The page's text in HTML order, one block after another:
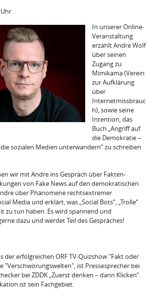
In unserer Online-
Veranstaltung
erzählt Andre Wolf
über seinen
Zugang zu
Mimikama (Verein
zur Aufklärung
über
Internetmissbrauc
h), sowie seine
Intention, das
Buch „Angriff auf
die Demokratie –
sozialen Medien unterwandern“ zu schreiben
wir mit Andre ins Gespräch über Fakten-
von Fake News auf den demokratischen
über Phänomene rechtsextremer
Media und erklärt, was „Social Bots“, „Trolle“
zu tun haben. Es wird spannend und
dazu und werdet Teil des Gespräches!
der erfolgreichen ORF TV-Quizshow "Fakt oder
"Verschwörungswelten", ist Pressesprecher bei
bei ZDDK „Zuerst denken – dann Klicken“.
ist sein Fachgebiet.